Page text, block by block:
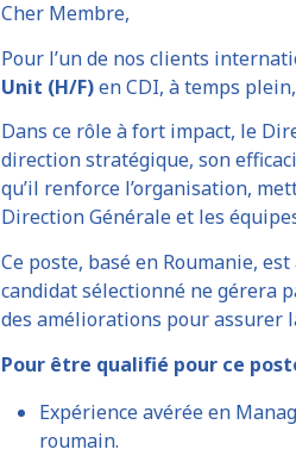
Cher Membre,
Pour l’un de nos clients
Unit (H/F)en CDI, à temps
Dans ce rôle à fort impact, le
direction stratégique, son
qu’il renforce l’organisation,
Direction Générale et les
Ce poste, basé en Roumanie,
candidat sélectionné ne gérera
des améliorations pour assurer
Pour être qualifié pour ce
Expérience avérée en
roumain.